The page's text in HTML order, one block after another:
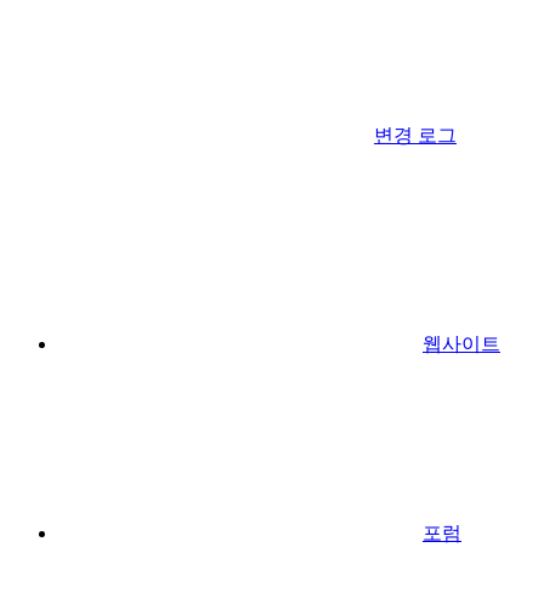
변경 로그
웹사이트
포럼